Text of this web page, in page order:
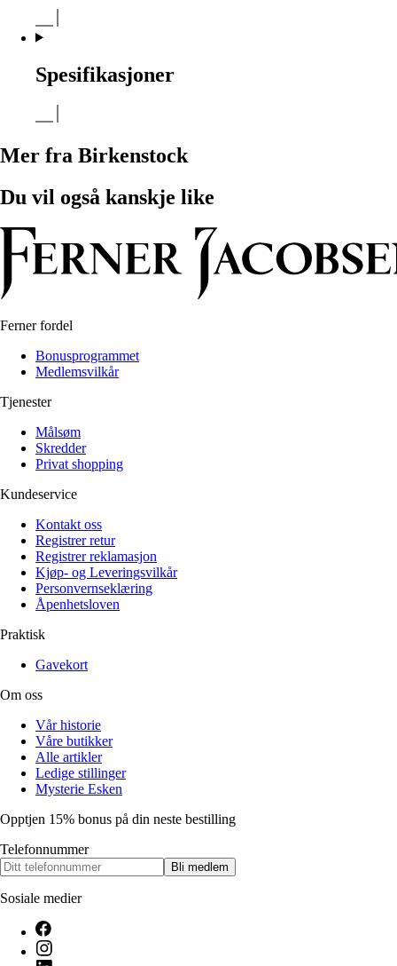
Spesifikasjoner
Mer fra Birkenstock
Du vil også kanskje like
Ferner fordel
Bonusprogrammet
Medlemsvilkår
Tjenester
Målsøm
Skredder
Privat shopping
Kundeservice
Kontakt oss
Registrer retur
Registrer reklamasjon
Kjøp- og Leveringsvilkår
Personvernseklæring
Åpenhetsloven
Praktisk
Gavekort
Om oss
Vår historie
Våre butikker
Alle artikler
Ledige stillinger
Mysterie Esken
Opptjen 15% bonus på din neste bestilling
Telefonnummer
Bli medlem
Sosiale medier